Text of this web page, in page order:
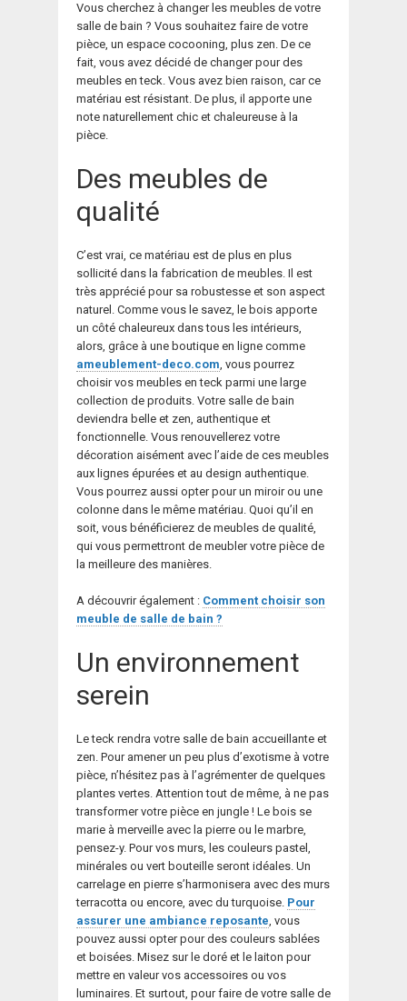
Vous cherchez à changer les meubles de votre
salle de bain ? Vous souhaitez faire de votre
pièce, un espace cocooning, plus zen. De ce
fait, vous avez décidé de changer pour des
meubles en teck. Vous avez bien raison, car ce
matériau est résistant. De plus, il apporte une
note naturellement chic et chaleureuse à la
pièce.
Des meubles de
qualité
C’est vrai, ce matériau est de plus en plus
sollicité dans la fabrication de meubles. Il est
très apprécié pour sa robustesse et son aspect
naturel. Comme vous le savez, le bois apporte
un côté chaleureux dans tous les intérieurs,
alors, grâce à une boutique en ligne comme
ameublement-deco.com, vous pourrez
choisir vos meubles en teck parmi une large
collection de produits. Votre salle de bain
deviendra belle et zen, authentique et
fonctionnelle. Vous renouvellerez votre
décoration aisément avec l’aide de ces meubles
aux lignes épurées et au design authentique.
Vous pourrez aussi opter pour un miroir ou une
colonne dans le même matériau. Quoi qu’il en
soit, vous bénéficierez de meubles de qualité,
qui vous permettront de meubler votre pièce de
la meilleure des manières.
A découvrir également : Comment choisir son
meuble de salle de bain ?
Un environnement
serein
Le teck rendra votre salle de bain accueillante et
zen. Pour amener un peu plus d’exotisme à votre
pièce, n’hésitez pas à l’agrémenter de quelques
plantes vertes. Attention tout de même, à ne pas
transformer votre pièce en jungle ! Le bois se
marie à merveille avec la pierre ou le marbre,
pensez-y. Pour vos murs, les couleurs pastel,
minérales ou vert bouteille seront idéales. Un
carrelage en pierre s’harmonisera avec des murs
terracotta ou encore, avec du turquoise. Pour
assurer une ambiance reposante, vous
pouvez aussi opter pour des couleurs sablées
et boisées. Misez sur le doré et le laiton pour
mettre en valeur vos accessoires ou vos
luminaires. Et surtout, pour faire de votre salle de